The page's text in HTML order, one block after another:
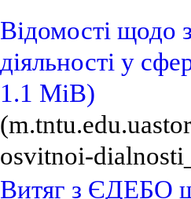
Відомості щодо
діяльності у
1.1 MiB)
osvitnoi-
Витяг з ЄДЕБО